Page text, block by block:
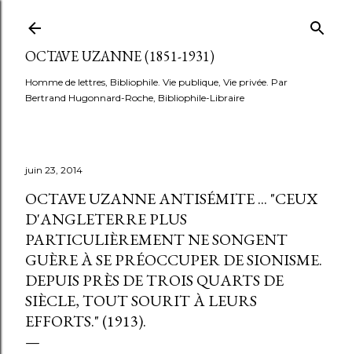
OCTAVE UZANNE (1851-1931)
Homme de lettres, Bibliophile. Vie publique, Vie privée. Par
Bertrand Hugonnard-Roche, Bibliophile-Libraire
juin 23, 2014
OCTAVE UZANNE ANTISÉMITE ... "CEUX
D'ANGLETERRE PLUS
PARTICULIÈREMENT NE SONGENT
GUÈRE À SE PRÉOCCUPER DE SIONISME.
DEPUIS PRÈS DE TROIS QUARTS DE
SIÈCLE, TOUT SOURIT À LEURS
EFFORTS." (1913).